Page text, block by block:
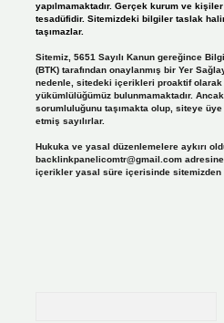
yapılmamaktadır. Gerçek kurum ve
tesadüfidir. Sitemizdeki bilgiler taslak
taşımazlar.
Sitemiz, 5651 Sayılı Kanun gereğince
(BTK) tarafından onaylanmış bir Yer
nedenle, sitedeki içerikleri proaktif olarak
yükümlülüğümüz bulunmamaktadır.
sorumluluğunu taşımakta olup, siteye
etmiş sayılırlar.
Hukuka ve yasal düzenlemelere aykırı
backlinkpanelicomtr@gmail.com
içerikler yasal süre içerisinde sitemizden